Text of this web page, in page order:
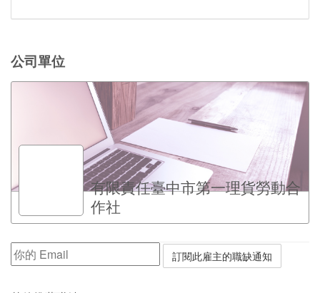
公司單位
有限責任臺中市第一理貨勞動合
作社